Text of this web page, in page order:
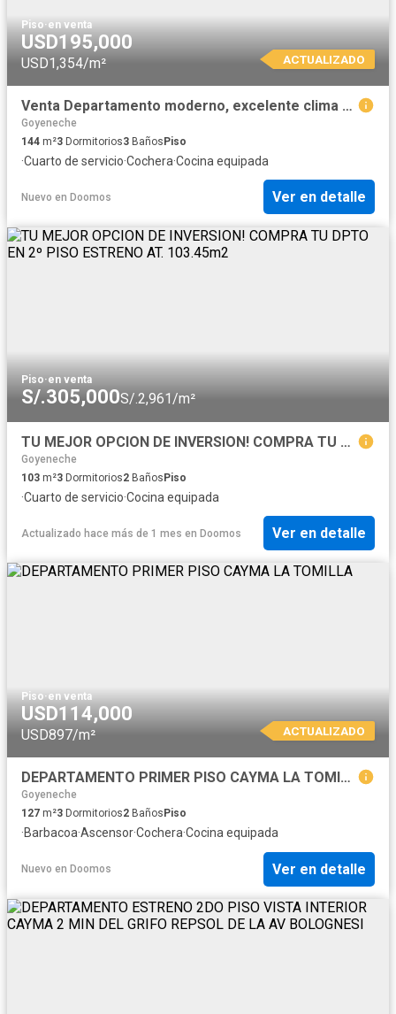
Piso·en venta
USD195,000
USD1,354/m² ACTUALIZADO
Venta Departamento moderno, excelente clima y vista a la campiña de Cayma
Goyeneche
144 m²3 Dormitorios3 Baños Piso
·Cuarto de servicio·Cochera·Cocina equipada
Nuevo en Doomos Ver en detalle
Piso·en venta
S/.305,000S/.2,961/m²
TU MEJOR OPCION DE INVERSION! COMPRA TU DPTO EN 2º PISO ESTRENO AT. 103.45m2
Goyeneche
103 m²3 Dormitorios2 BañosPiso
·Cuarto de servicio·Cocina equipada
Actualizado hace más de 1 mes en Doomos Ver en detalle
Piso·en venta
USD114,000
USD897/m² ACTUALIZADO
DEPARTAMENTO PRIMER PISO CAYMA LA TOMILLA
Goyeneche
127 m²3 Dormitorios2 Baños Piso
·Barbacoa·Ascensor·Cochera·Cocina equipada
Nuevo en Doomos Ver en detalle